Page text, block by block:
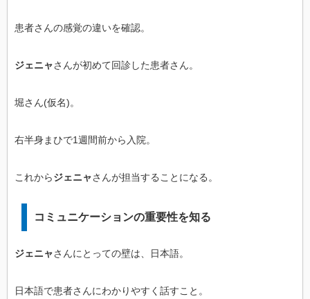
患者さんの感覚の違いを確認。
ジェニャさんが初めて回診した患者さん。
堀さん(仮名)。
右半身まひで1週間前から入院。
これからジェニャさんが担当することになる。
コミュニケーションの重要性を知る
ジェニャさんにとっての壁は、日本語。
日本語で患者さんにわかりやすく話すこと。